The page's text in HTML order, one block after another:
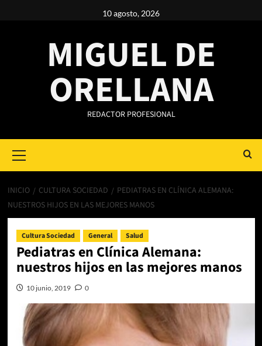
10 agosto, 2026
MIGUEL DE
ORELLANA
REDACTOR PROFESIONAL
Menu
INICIO CULTURA SOCIEDAD
PEDIATRAS EN CLÍNICA ALEMANA:
NUESTROS HIJOS EN LAS MEJORES MANOS
Cultura Sociedad General Salud
Pediatras en Clínica Alemana:
nuestros hijos en las mejores manos
10 junio, 2019 0